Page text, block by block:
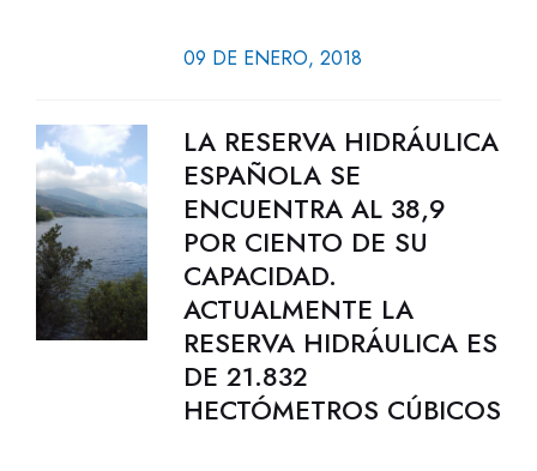
09 DE ENERO, 2018
LA RESERVA HIDRÁULICA
ESPAÑOLA SE
ENCUENTRA AL 38,9
POR CIENTO DE SU
CAPACIDAD.
ACTUALMENTE LA
RESERVA HIDRÁULICA ES
DE 21.832
HECTÓMETROS CÚBICOS